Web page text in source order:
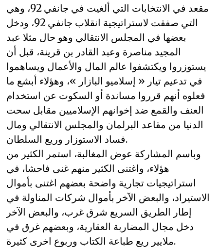
مقعد في الانتخابات التي ألغيت في جانفي 92، وهي
التي صفقت لاستراتيجية انقلاب جانفي 92، ودخل
بعضها في المجلس الانتقالي وهو حال مثلا عبد
المجيد مناصرة وعبد القادر بن قرينة، قبل أن
يستوزروا ويكتشفوا عالم المال والأعمال ويساهموا
في تدعيم تيار « إسلاميو البازار »، وهؤلاء أبشع ما
فعلوه أنهم قرروا مساندة أو السكوت عن استخدام
العنف والقمع ضد إخوانهم الإسلاميين مقابل سحت
الدنيا من مقاعد البرلمان والمجلس الانتقالي ومال
فساد الاستوزار وريع السلطان.
وباسم المشاركة عوض المغالبة، استمر الكثير من
هؤلاء، واغتنى الكثير منهم غنى فاحشا، في
استراتيجيات تجارية واضحة بعضهم اغتنى بأموال
الاستيراد، والبعض الآخر بأموال شركات المناولة في
إطار الطريق السريع شرق غرب، والبعض الآخر
دخل مجال المضاربة العقارية، وبعضهم غرق في
ملايير ريع طباعة الكتاب وربوع اخرى كثيرة.